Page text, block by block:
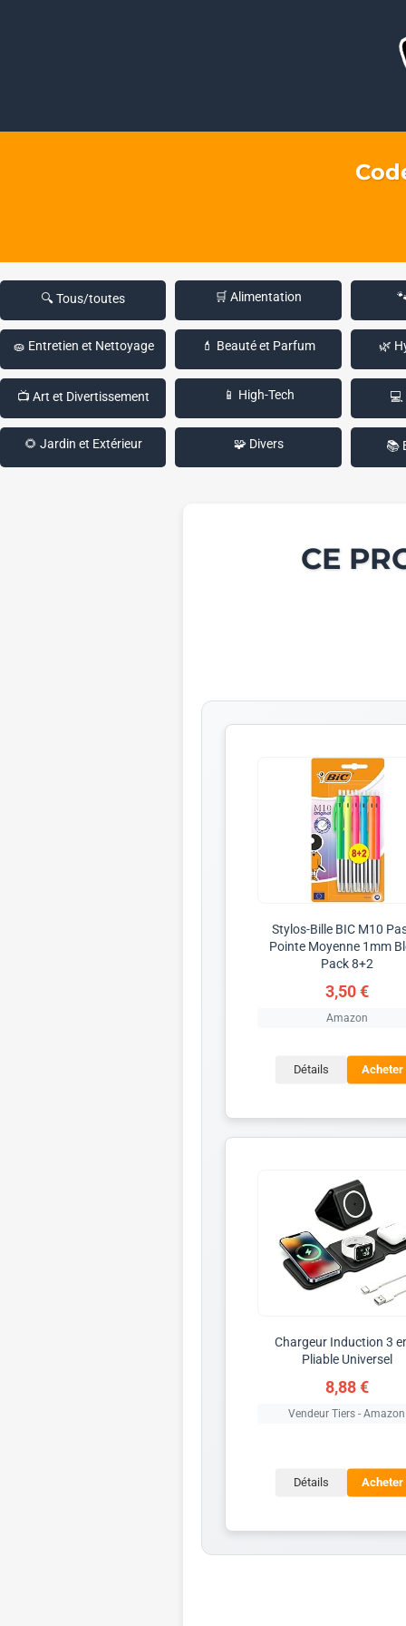
🔍 Tous/toutes 🛒 Alimentation
🧽 Entretien et Nettoyage 💄 Beauté et Parfum 🌿
📺 Art et Divertissement 📱 High-Tech 💻
🌻 Jardin et Extérieur 🧩 Divers 📚
CE
Stylos-Bille BIC M10
Pointe Moyenne 1mm
Pack 8+2
3,50 €
Amazon
Détails Acheter
Chargeur Induction 3
Pliable Universel
8,88 €
Vendeur Tiers - Amazon
Détails Acheter